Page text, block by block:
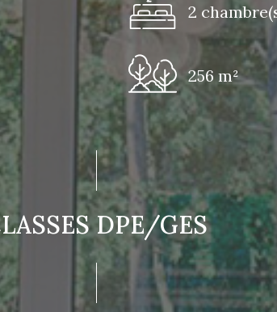
2
256 m²
DPE/GES